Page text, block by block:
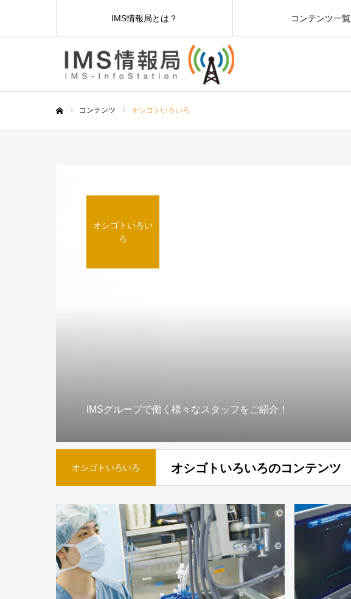
IMS情報局とは？ コンテンツ一覧
コンテンツ オシゴトいろいろ
オシゴトいろい
ろ
IMSグループで働く様々なスタッフをご紹介！
オシゴトいろいろ オシゴトいろいろのコンテンツ